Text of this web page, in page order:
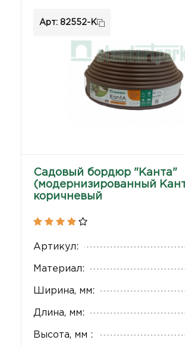
Арт: 82552-К
Садовый бордюр "Канта"
(модернизированный
коричневый
Артикул:
Материал:
Ширина, мм:
Длина, мм:
Высота, мм :